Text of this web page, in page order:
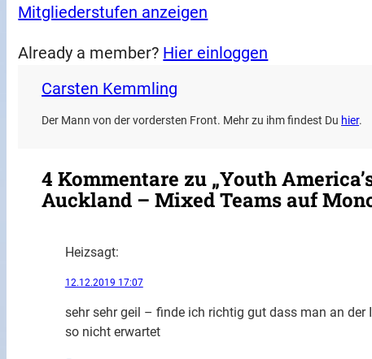
Mitgliederstufen anzeigen
Already a member? Hier einloggen
Carsten Kemmling
Der Mann von der vordersten Front. Mehr zu ihm findest Du hier.
4 Kommentare zu „Youth
Auckland – Mixed Teams auf
Heizsagt:
12.12.2019 17:07
sehr sehr geil – finde ich richtig gut dass man an
so nicht erwartet